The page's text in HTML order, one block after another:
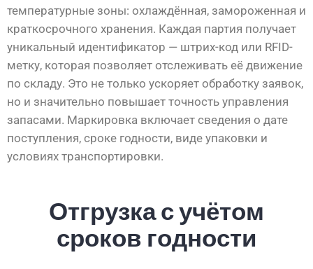
температурные зоны: охлаждённая, замороженная и
краткосрочного хранения. Каждая партия получает
уникальный идентификатор — штрих-код или RFID-
метку, которая позволяет отслеживать её движение
по складу. Это не только ускоряет обработку заявок,
но и значительно повышает точность управления
запасами. Маркировка включает сведения о дате
поступления, сроке годности, виде упаковки и
условиях транспортировки.
Отгрузка с учётом
сроков годности